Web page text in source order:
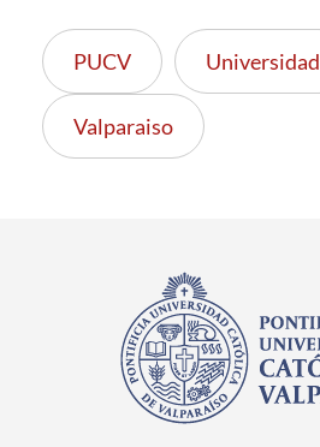
PUCV Universidad
Valparaiso